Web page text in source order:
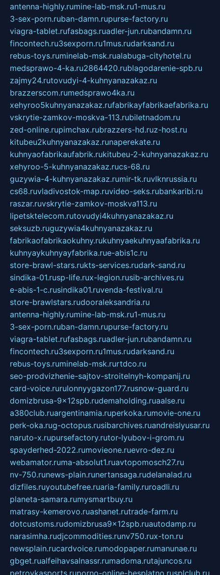
antenna-highly.rumine-lab-msk.ru1-mus.ru
3-sex-porn.ruban-damn.rupurse-factory.ru
viagra-tablet.rufasbags.ruadler-jun.rubandamn.ru
fincontech.ru3sexporn.ru1mus.rudarksand.ru
rebus-toys.ruminelab-msk.rualabuga-cityhotel.ru
medsprawo-4-ka.ru2864420.rublagodarenie-spb.ru
zajmy24.rutovudyi-4-kuhnyanazakaz.ru
brazzerscom.rumedsprawo4ka.ru
xehyroo5kuhnyanazakaz.rufabrikayfabrikaefabrika.ru
vskrytie-zamkov-moskva-113.rubiletnadom.ru
zed-online.rupimchax.rubrazzers-hd.ruz-host.ru
kitubeu2kuhnyanazakaz.runaperekate.ru
kuhnyaofabrikaufabrik.rukitubeu-2-kuhnyanazakaz.ru
xehyroo-5-kuhnyanazakaz.rucs-68.ru
guzywia-4-kuhnyanazakaz.rumir-tk.ruvlknrussia.ru
cs68.ruvladivostok-map.ruvideo-seks.rubankaribi.ru
raszar.ruvskrytie-zamkov-moskva113.ru
lipetsktelecom.rutovudyi4kuhnyanazakaz.ru
seksuzb.ruguzywia4kuhnyanazakaz.ru
fabrikaofabrikaokuhny.rukuhnyaekuhnyaafabrika.ru
kuhnyaykuhnyayfabrika.rue-abis1c.ru
store-brawl-stars.rukts-services.rudark-sand.ru
sindika-01.rusp-life.rux-legion.rusib-archives.ru
e-abis-1-c.rusindika01.ruvenda-festival.ru
store-brawlstars.rudooraleksandria.ru
antenna-highly.rumine-lab-msk.ru1-mus.ru
3-sex-porn.ruban-damn.rupurse-factory.ru
viagra-tablet.rufasbags.ruadler-jun.rubandamn.ru
fincontech.ru3sexporn.ru1mus.rudarksand.ru
rebus-toys.ruminelab-msk.rurtdco.ru
seo-prodvizhenie-sajtov-stroitelnyh-kompanij.ru
card-voice.rurulonnyygazon177.rusnow-guard.ru
domizbrusa-9x12spb.rudemaholding.ruaalse.ru
a380club.ruargentinamia.ruperkoka.rumovie-one.ru
perk-oka.rug-octopus.rusibarchives.ruandreislyusar.ru
naruto-x.rupursefactory.rutor-lyubov-i-grom.ru
spayderhed-2022.rumovieone.ruevro-dez.ru
webamator.ruma-absolut1.ruavtopomosch27.ru
nv-750.runews-plain.runertansaga.rudelanalad.ru
dizfiles.ruyoutubefree.ruaria-family.ruroadli.ru
planeta-samara.rumysmartbuy.ru
matrasy-kemerovo.ruashanet.rutrade-farm.ru
dotcustoms.rudomizbrusa9x12spb.ruautodamp.ru
narasimha.rudjcommodities.runv750.rux-ton.ru
newsplain.rucardvoice.rumodopaper.rumanunae.ru
gbget.rualfeihavsalnassr.rumadoma.rutajuncos.ru